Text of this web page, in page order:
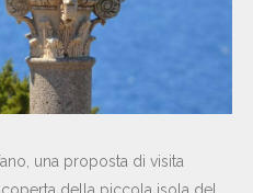
una proposta di visita
della piccola isola del